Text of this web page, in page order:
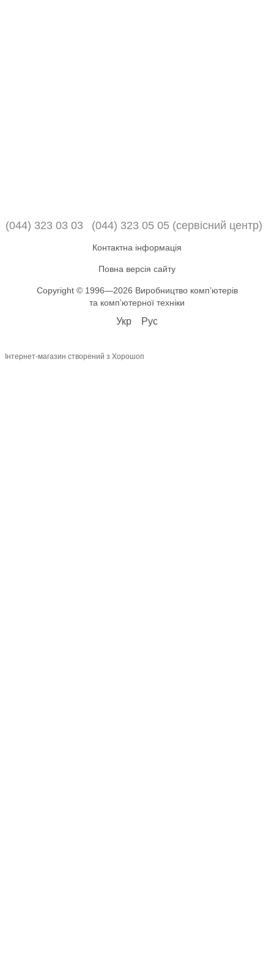
(044) 323 03 03 (044) 323 05 05 (сервісний центр)
Контактна інформація
Повна версія сайту
Copyright © 1996—2026 Виробництво компʼютерів
та компʼютерної техніки
Укр Рус
Інтернет-магазин створений з Хорошоп